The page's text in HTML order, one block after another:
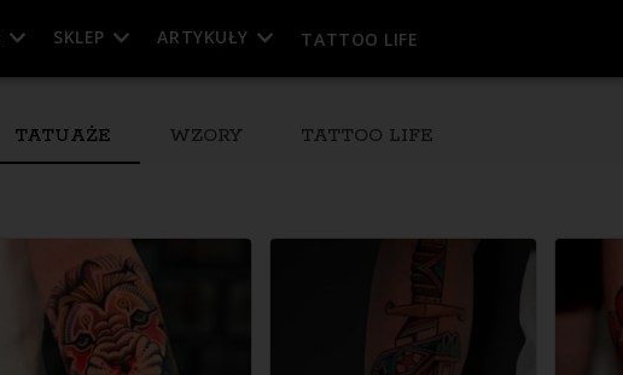
SKLEP ARTYKUŁY TATTOO LIFE
TATUAŻE WZORY TATTOO LIFE